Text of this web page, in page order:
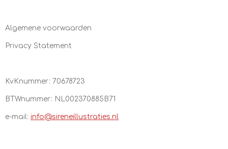
Algemene voorwaarden
Privacy Statement
KvKnummer: 70678723
BTWnummer: NL002370885B71
e-mail: info@sireneillustraties.nl